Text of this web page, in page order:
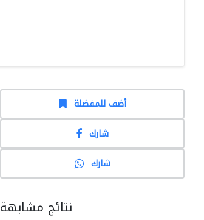
أضف للمفضلة
شارك
شارك
نتائج مشابهة